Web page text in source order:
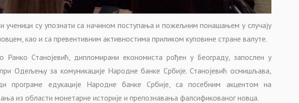
ученици су упознати са начином поступања и пожељним понашањем у случају
као и са превентивним активностима приликом куповине стране валуте.
Станојевић, дипломирани економиста рођен у Београду, запослен у
Одељењу за комуникације Народне банке Србије. Станојевић осмишљава,
програме едукације Народне банке Србије, са посебним акцентом на
из области монетарне историје и препознавања фалсификованог новца.